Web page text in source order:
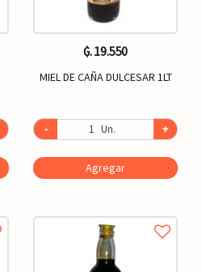
₲. 19.550
MIEL DE CAÑA DULCESAR 1LT
- Un. +
Agregar